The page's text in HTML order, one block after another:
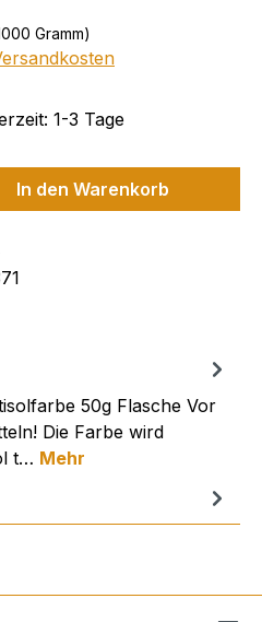
Gramm)
1-3 Tage
den
In den Warenkorb
50g Flasche Vor
Die Farbe wird
t… Mehr